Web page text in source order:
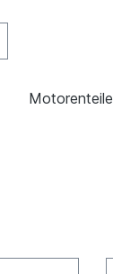
Motorenteile